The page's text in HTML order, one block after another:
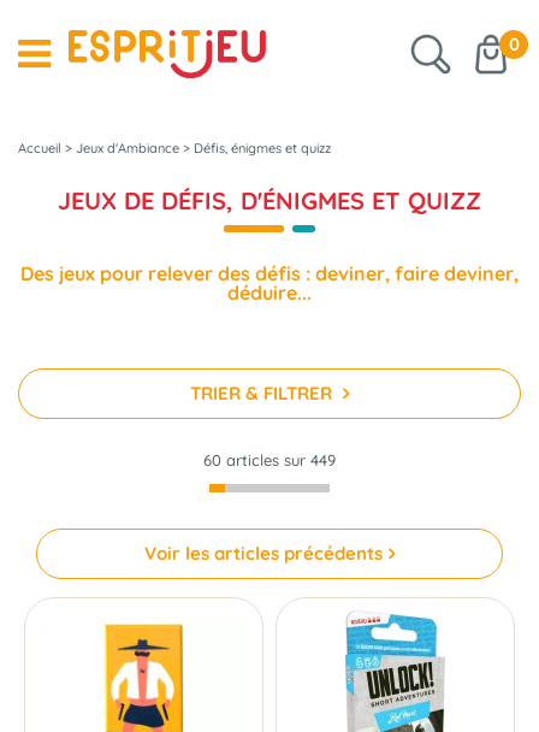
0
Accueil > Jeux d'Ambiance > Défis, énigmes et quizz
JEUX DE DÉFIS, D'ÉNIGMES ET QUIZZ
Des jeux pour relever des défis : deviner, faire deviner,
déduire...
TRIER & FILTRER
60 articles sur 449
Voir les articles précédents